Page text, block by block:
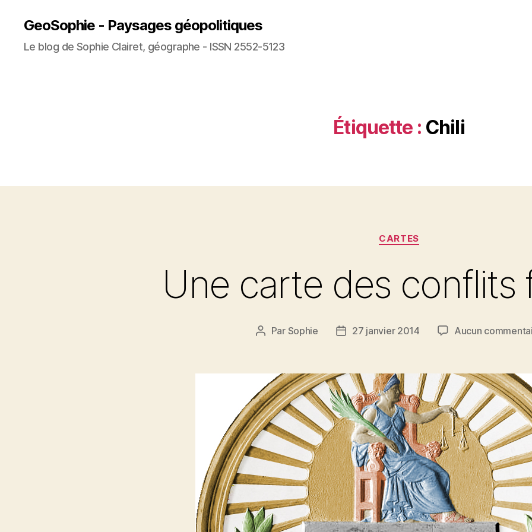
GeoSophie - Paysages géopolitiques
Le blog de Sophie Clairet, géographe - ISSN 2552-5123
Étiquette : Chili
Catégories
CARTES
Une carte des conflits
Auteur
Par Sophie
Date27 janvier 2014 Aucun